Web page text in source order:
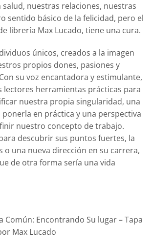
nuestras relaciones, nuestras
sentido básico de la felicidad, pero el
librería Max Lucado, tiene una cura.
únicos, creados a la imagen
propios dones, pasiones y
su voz encantadora y estimulante,
lectores herramientas prácticas para
nuestra propia singularidad, una
en práctica y una perspectiva
nuestro concepto de trabajo.
descubrir sus puntos fuertes, la
o una nueva dirección en su carrera,
de otra forma sería una vida
Común: Encontrando Su lugar – Tapa
Max Lucado